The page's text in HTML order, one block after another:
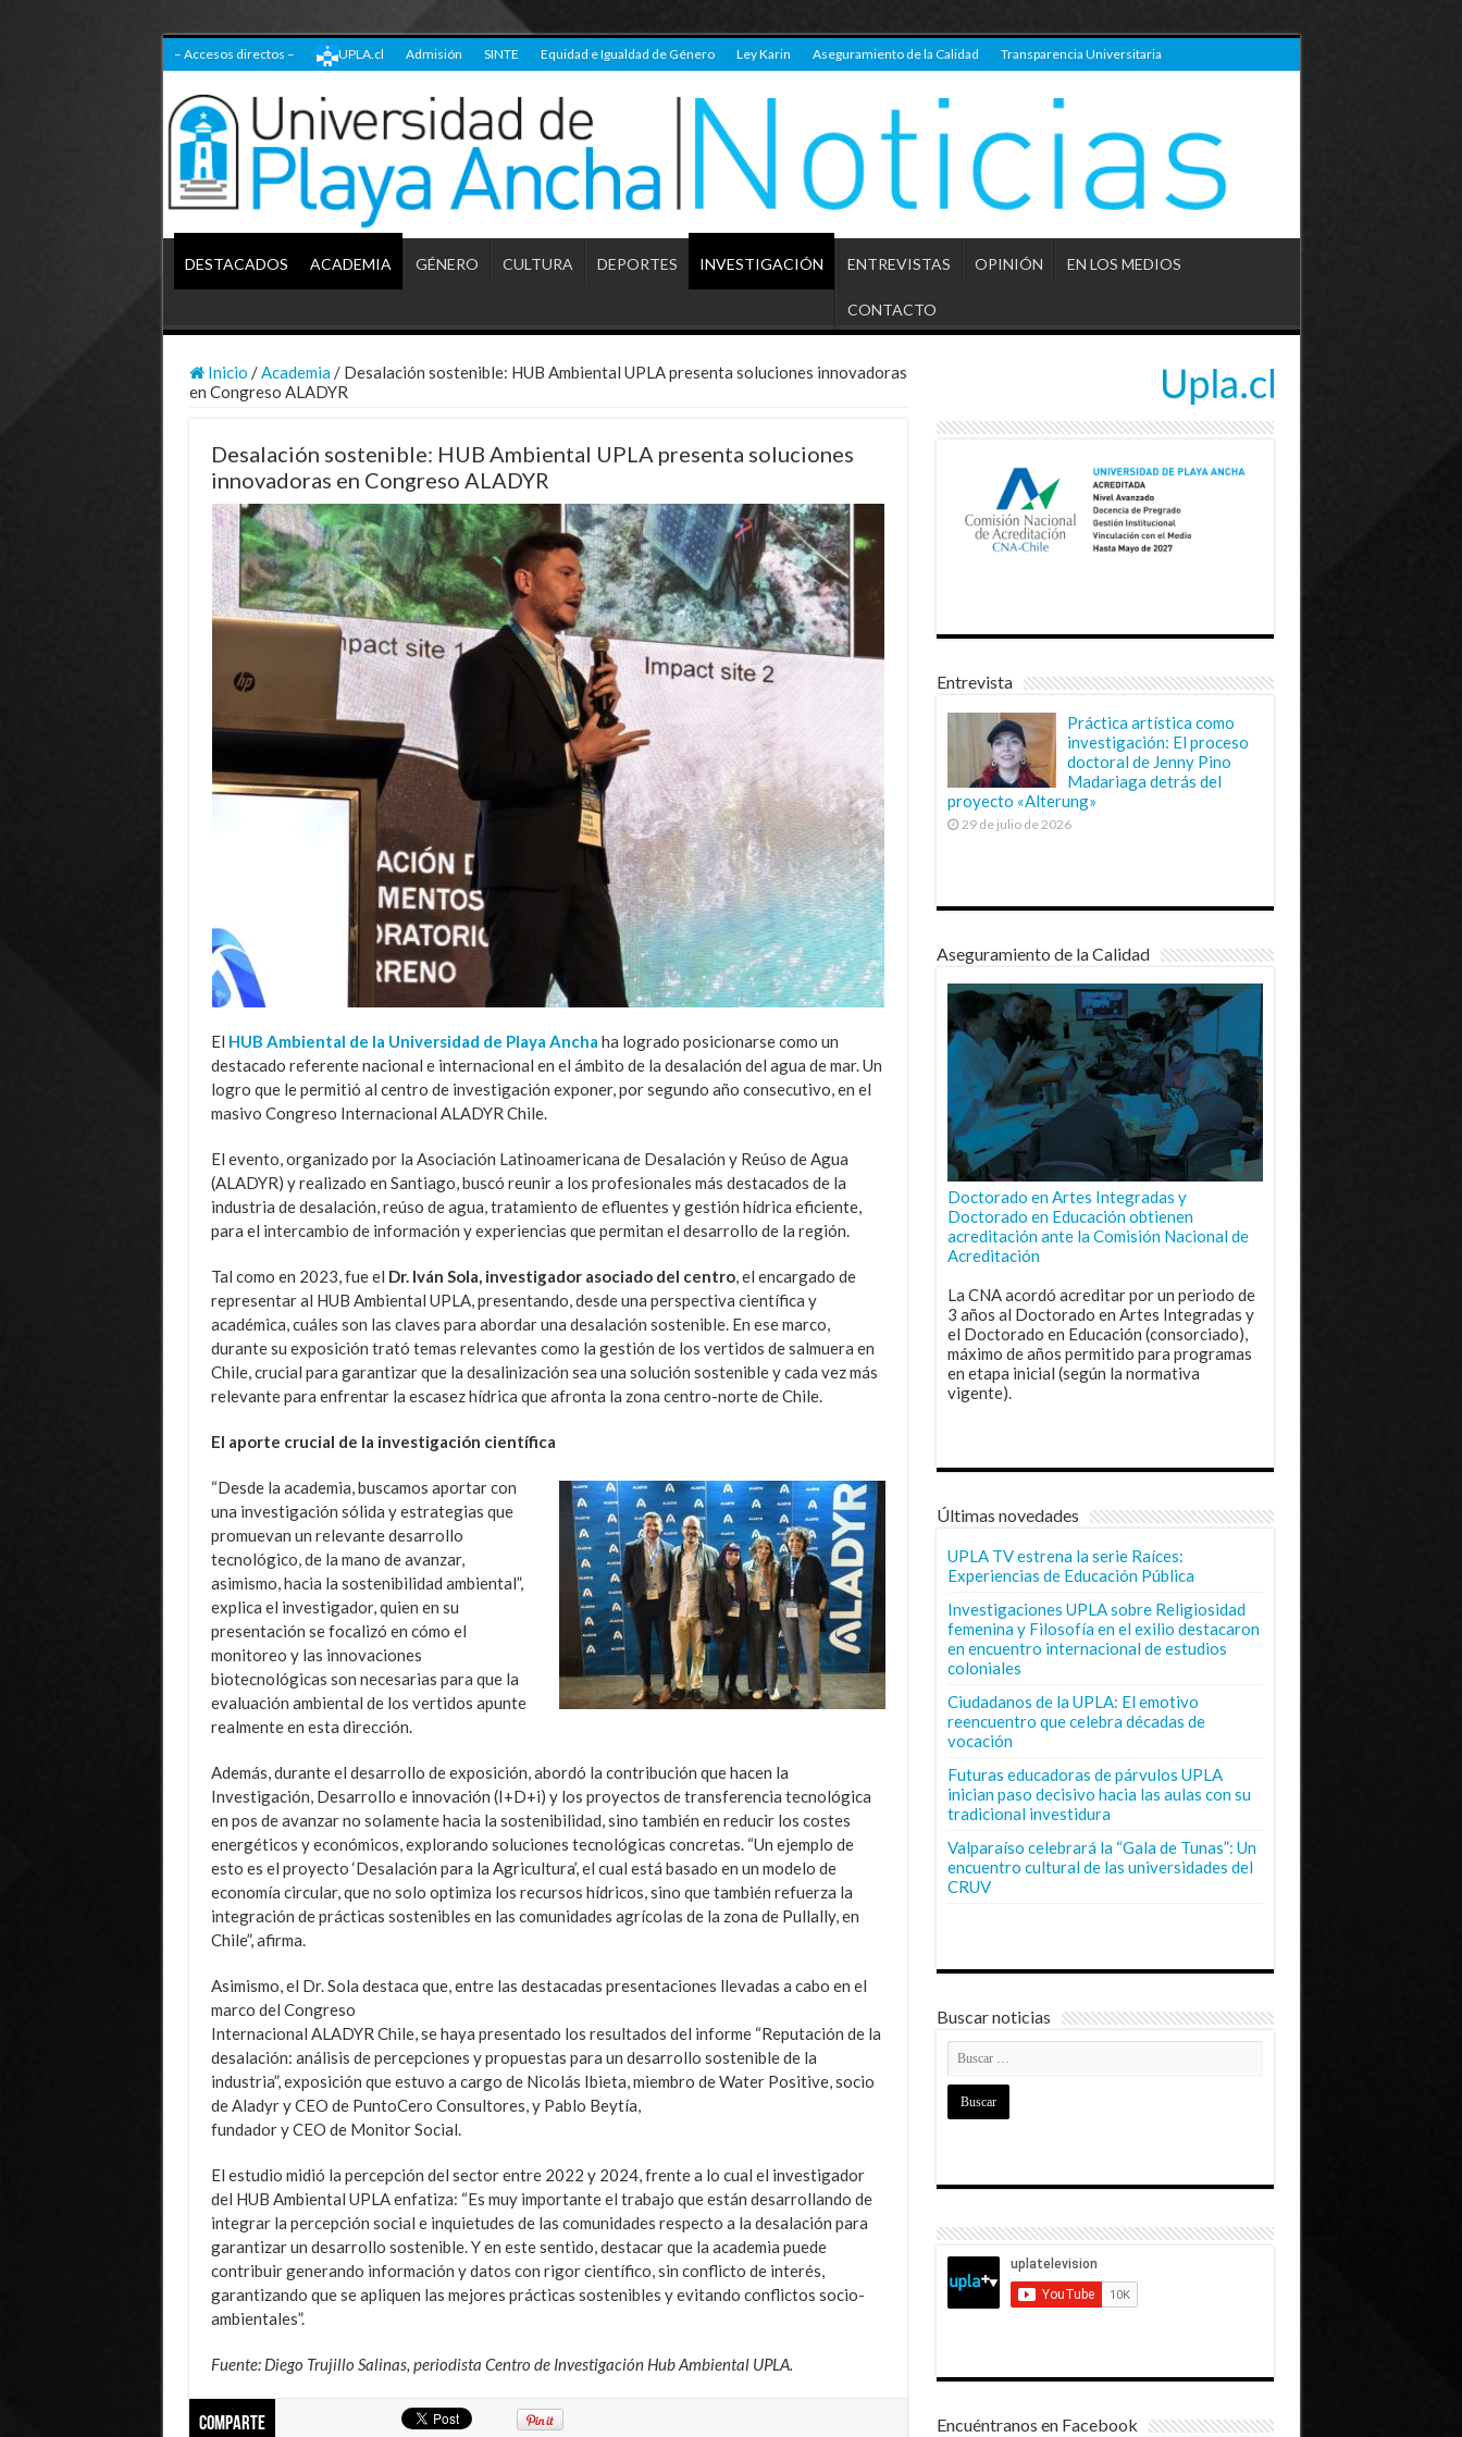
– Accesos directos – UPLA.cl Admisión SINTE Equidad e Igualdad de Género Ley Karin Aseguramiento de la Calidad Transparencia Universitaria
DESTACADOS ACADEMIA GÉNERO CULTURA DEPORTES INVESTIGACIÓN ENTREVISTAS OPINIÓN EN LOS MEDIOS
CONTACTO
Inicio / Academia / Desalación sostenible: HUB Ambiental UPLA presenta soluciones innovadoras
en Congreso ALADYR
Desalación sostenible: HUB Ambiental UPLA presenta soluciones
innovadoras en Congreso ALADYR
El HUB Ambiental de la Universidad de Playa Ancha ha logrado posicionarse como un
destacado referente nacional e internacional en el ámbito de la desalación del agua de mar. Un
logro que le permitió al centro de investigación exponer, por segundo año consecutivo, en el
masivo Congreso Internacional ALADYR Chile.
El evento, organizado por la Asociación Latinoamericana de Desalación y Reúso de Agua
(ALADYR) y realizado en Santiago, buscó reunir a los profesionales más destacados de la
industria de desalación, reúso de agua, tratamiento de efluentes y gestión hídrica eficiente,
para el intercambio de información y experiencias que permitan el desarrollo de la región.
Tal como en 2023, fue el Dr. Iván Sola, investigador asociado del centro, el encargado de
representar al HUB Ambiental UPLA, presentando, desde una perspectiva científica y
académica, cuáles son las claves para abordar una desalación sostenible. En ese marco,
durante su exposición trató temas relevantes como la gestión de los vertidos de salmuera en
Chile, crucial para garantizar que la desalinización sea una solución sostenible y cada vez más
relevante para enfrentar la escasez hídrica que afronta la zona centro-norte de Chile.
El aporte crucial de la investigación científica
“Desde la academia, buscamos aportar con
una investigación sólida y estrategias que
promuevan un relevante desarrollo
tecnológico, de la mano de avanzar,
asimismo, hacia la sostenibilidad ambiental”,
explica el investigador, quien en su
presentación se focalizó en cómo el
monitoreo y las innovaciones
biotecnológicas son necesarias para que la
evaluación ambiental de los vertidos apunte
realmente en esta dirección.
Además, durante el desarrollo de exposición, abordó la contribución que hacen la
Investigación, Desarrollo e innovación (I+D+i) y los proyectos de transferencia tecnológica
en pos de avanzar no solamente hacia la sostenibilidad, sino también en reducir los costes
energéticos y económicos, explorando soluciones tecnológicas concretas. “Un ejemplo de
esto es el proyecto ‘Desalación para la Agricultura’, el cual está basado en un modelo de
economía circular, que no solo optimiza los recursos hídricos, sino que también refuerza la
integración de prácticas sostenibles en las comunidades agrícolas de la zona de Pullally, en
Chile”, afirma.
Asimismo, el Dr. Sola destaca que, entre las destacadas presentaciones llevadas a cabo en el
marco del Congreso
Internacional ALADYR Chile, se haya presentado los resultados del informe “Reputación de la
desalación: análisis de percepciones y propuestas para un desarrollo sostenible de la
industria”, exposición que estuvo a cargo de Nicolás Ibieta, miembro de Water Positive, socio
de Aladyr y CEO de PuntoCero Consultores, y Pablo Beytía,
fundador y CEO de Monitor Social.
El estudio midió la percepción del sector entre 2022 y 2024, frente a lo cual el investigador
del HUB Ambiental UPLA enfatiza: “Es muy importante el trabajo que están desarrollando de
integrar la percepción social e inquietudes de las comunidades respecto a la desalación para
garantizar un desarrollo sostenible. Y en este sentido, destacar que la academia puede
contribuir generando información y datos con rigor científico, sin conflicto de interés,
garantizando que se apliquen las mejores prácticas sostenibles y evitando conflictos socio-
ambientales”.
Fuente: Diego Trujillo Salinas, periodista Centro de Investigación Hub Ambiental UPLA.
Comparte
Entrevista
Práctica artística como
investigación: El proceso
doctoral de Jenny Pino
Madariaga detrás del
proyecto «Alterung»
29 de julio de 2026
Aseguramiento de la Calidad
Doctorado en Artes Integradas y
Doctorado en Educación obtienen
acreditación ante la Comisión Nacional de
Acreditación
La CNA acordó acreditar por un periodo de
3 años al Doctorado en Artes Integradas y
el Doctorado en Educación (consorciado),
máximo de años permitido para programas
en etapa inicial (según la normativa
vigente).
Últimas novedades
UPLA TV estrena la serie Raíces:
Experiencias de Educación Pública
Investigaciones UPLA sobre Religiosidad
femenina y Filosofía en el exilio destacaron
en encuentro internacional de estudios
coloniales
Ciudadanos de la UPLA: El emotivo
reencuentro que celebra décadas de
vocación
Futuras educadoras de párvulos UPLA
inician paso decisivo hacia las aulas con su
tradicional investidura
Valparaíso celebrará la “Gala de Tunas”: Un
encuentro cultural de las universidades del
CRUV
Buscar noticias
Encuéntranos en Facebook